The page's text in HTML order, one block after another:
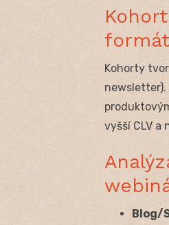
Kohorty
vyšší CLV a
Blog/